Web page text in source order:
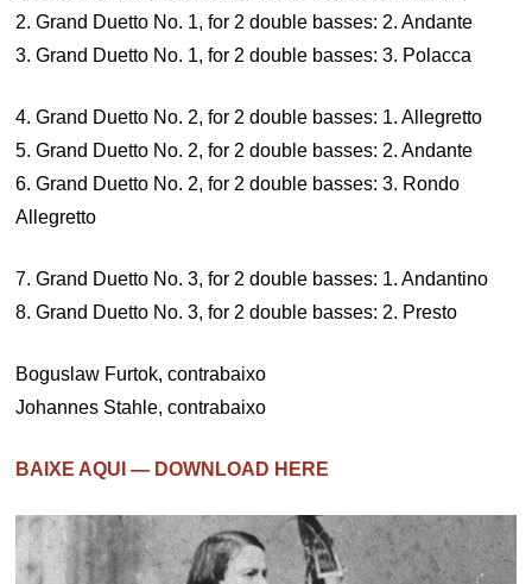
2. Grand Duetto No. 1, for 2 double basses: 2. Andante
3. Grand Duetto No. 1, for 2 double basses: 3. Polacca
4. Grand Duetto No. 2, for 2 double basses: 1. Allegretto
5. Grand Duetto No. 2, for 2 double basses: 2. Andante
6. Grand Duetto No. 2, for 2 double basses: 3. Rondo
Allegretto
7. Grand Duetto No. 3, for 2 double basses: 1. Andantino
8. Grand Duetto No. 3, for 2 double basses: 2. Presto
Boguslaw Furtok, contrabaixo
Johannes Stahle, contrabaixo
BAIXE AQUI — DOWNLOAD HERE